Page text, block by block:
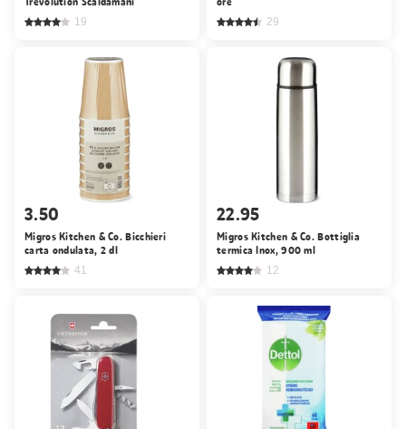
19 29
3.50
Migros Kitchen & Co. Bicchieri
carta ondulata, 2 dl
41
22.95
Migros Kitchen & Co. Bottiglia
termica Inox, 900 ml
12